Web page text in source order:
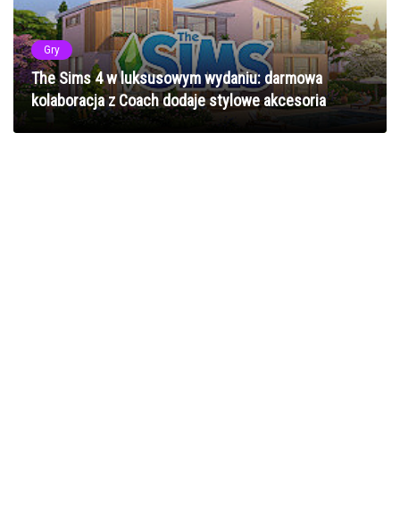
Gry
The Sims 4 w luksusowym wydaniu: darmowa
kolaboracja z Coach dodaje stylowe akcesoria